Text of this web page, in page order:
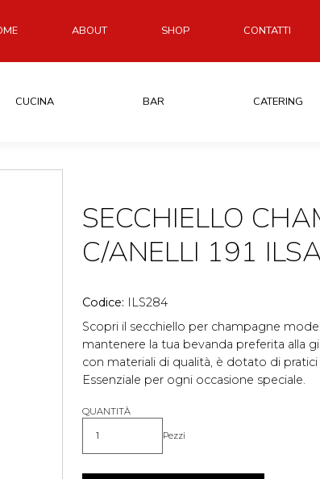
ABOUT SHOP CONTATTI
CUCINA BAR CATERING
SECCHIELLO
C/ANELLI 191
Codice: ILS284
Scopri il secchiello per champagne
mantenere la tua bevanda preferita alla
con materiali di qualità, è dotato di pratici
Essenziale per ogni occasione speciale.
QUANTITÀ
Quantità Pezzi